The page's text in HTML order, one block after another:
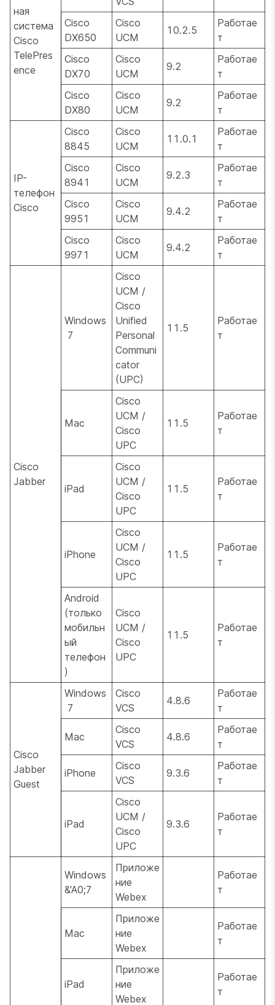
ная
система
Cisco
TelePres
ence
Cisco
DX650
Cisco
UCM
10.2.5
Работае
т
Cisco
DX70
Cisco
UCM
9.2
Работае
т
Cisco
DX80
Cisco
UCM
9.2
Работае
т
IP-
телефон
Cisco
Cisco
8845
Cisco
UCM
11.0.1
Работае
т
Cisco
8941
Cisco
UCM
9.2.3
Работае
т
Cisco
9951
Cisco
UCM
9.4.2
Работае
т
Cisco
9971
Cisco
UCM
9.4.2
Работае
т
Cisco
Jabber
Windows
7
Cisco
UCM /
Cisco
Unified
Personal
Communi
cator
(UPC)
11.5
Работае
т
Mac
Cisco
UCM /
Cisco
UPC
11.5
Работае
т
iPad
Cisco
UCM /
Cisco
UPC
11.5
Работае
т
iPhone
Cisco
UCM /
Cisco
UPC
11.5
Работае
т
Android
(только
мобильн
ый
телефон
)
Cisco
UCM /
Cisco
UPC
11.5
Работае
т
Cisco
Jabber
Guest
Windows
7
Cisco
VCS
4.8.6
Работае
т
Mac
Cisco
VCS
4.8.6
Работае
т
iPhone
Cisco
VCS
9.3.6
Работае
т
iPad
Cisco
UCM /
Cisco
UPC
9.3.6
Работае
т
Windows
&'A0;7
Приложе
ние
Webex
Работае
т
Mac
Приложе
ние
Webex
Работае
т
iPad
Приложе
ние
Webex
Работае
т